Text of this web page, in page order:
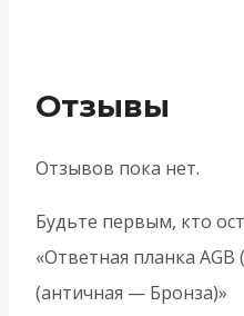
Отзывы
Отзывов пока нет.
Будьте первым, кто
«Ответная планка AGB
(античная — Бронза)»